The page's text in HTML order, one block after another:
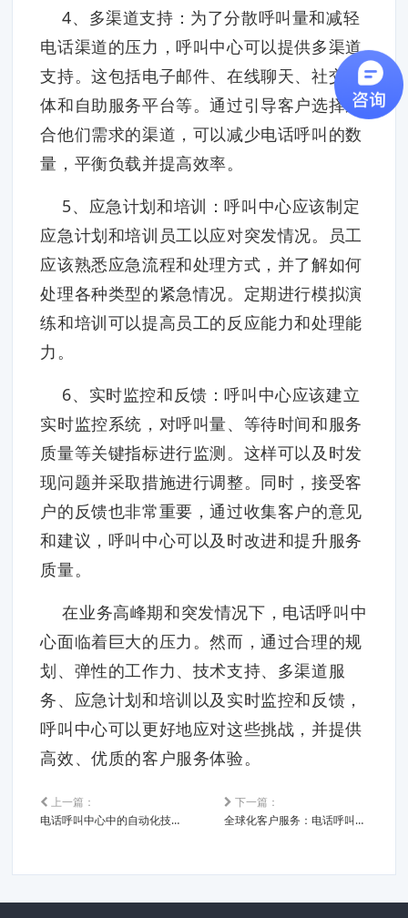
4、多渠道支持：为了分散呼叫量和减轻
电话渠道的压力，呼叫中心可以提供多渠道
支持。这包括电子邮件、在线聊天、社交媒
体和自助服务平台等。通过引导客户选择适
合他们需求的渠道，可以减少电话呼叫的数
量，平衡负载并提高效率。
5、应急计划和培训：呼叫中心应该制定
应急计划和培训员工以应对突发情况。员工
应该熟悉应急流程和处理方式，并了解如何
处理各种类型的紧急情况。定期进行模拟演
练和培训可以提高员工的反应能力和处理能
力。
6、实时监控和反馈：呼叫中心应该建立
实时监控系统，对呼叫量、等待时间和服务
质量等关键指标进行监测。这样可以及时发
现问题并采取措施进行调整。同时，接受客
户的反馈也非常重要，通过收集客户的意见
和建议，呼叫中心可以及时改进和提升服务
质量。
在业务高峰期和突发情况下，电话呼叫中
心面临着巨大的压力。然而，通过合理的规
划、弹性的工作力、技术支持、多渠道服
务、应急计划和培训以及实时监控和反馈，
呼叫中心可以更好地应对这些挑战，并提供
高效、优质的客户服务体验。
上一篇：
电话呼叫中心中的自动化技术有哪些应用？
下一篇：
全球化客户服务：电话呼叫中心的跨国应用